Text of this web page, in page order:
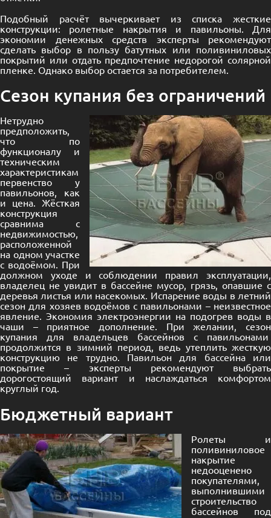
Подобный расчёт вычеркивает из списка жесткие
конструкции: ролетные накрытия и павильоны. Для
экономии денежных средств эксперты рекомендуют
сделать выбор в пользу батутных или поливиниловых
покрытий или отдать предпочтение недорогой солярной
пленке. Однако выбор остается за потребителем.
Сезон купания без ограничений
Нетрудно
предположить,
что по
функционалу и
техническим
характеристикам
первенство у
павильонов, как
и цена. Жёсткая
конструкция
сравнима с
недвижимостью,
расположенной
на одном участке
с водоёмом. При
должном уходе и соблюдении правил эксплуатации,
владелец не увидит в бассейне мусор, грязь, опавшие с
деревья листья или насекомых. Испарение воды в летний
сезон для хозяев водоёмов с павильонами – неизвестное
явление. Экономия электроэнергии на подогрев воды в
чаши – приятное дополнение. При желании, сезон
купания для владельцев бассейнов с павильонами
продолжится в зимний период, ведь утеплить жесткую
конструкцию не трудно. Павильон для бассейна или
покрытие – эксперты рекомендуют выбрать
дорогостоящий вариант и наслаждаться комфортом
круглый год.
Бюджетный вариант
Ролеты и
поливиниловое
накрытие
недооценено
покупателями,
выполнившими
строительство
бассейнов под